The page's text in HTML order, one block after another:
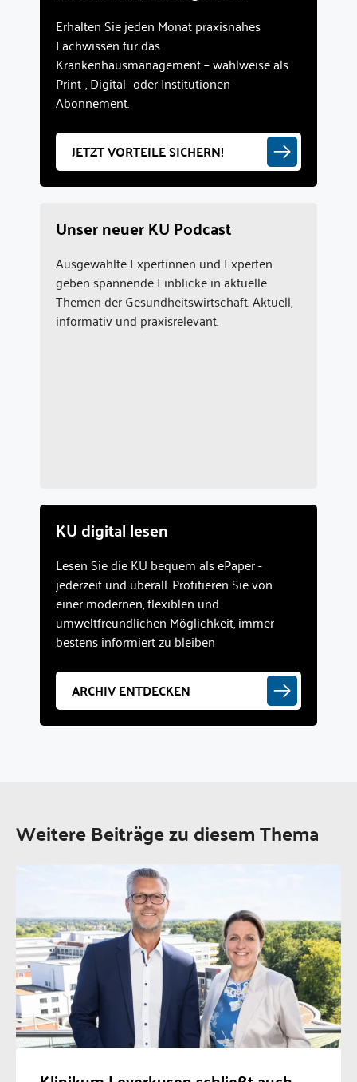
Erhalten Sie jeden Monat praxisnahes
Fachwissen für das
Krankenhausmanagement – wahlweise als
Print-, Digital- oder Institutionen-
Abonnement.
JETZT VORTEILE SICHERN!
Unser neuer KU Podcast
Ausgewählte Expertinnen und Experten
geben spannende Einblicke in aktuelle
Themen der Gesundheitswirtschaft. Aktuell,
informativ und praxisrelevant.
KU digital lesen
Lesen Sie die KU bequem als ePaper -
jederzeit und überall. Profitieren Sie von
einer modernen, flexiblen und
umweltfreundlichen Möglichkeit, immer
bestens informiert zu bleiben
ARCHIV ENTDECKEN
Weitere Beiträge zu diesem Thema